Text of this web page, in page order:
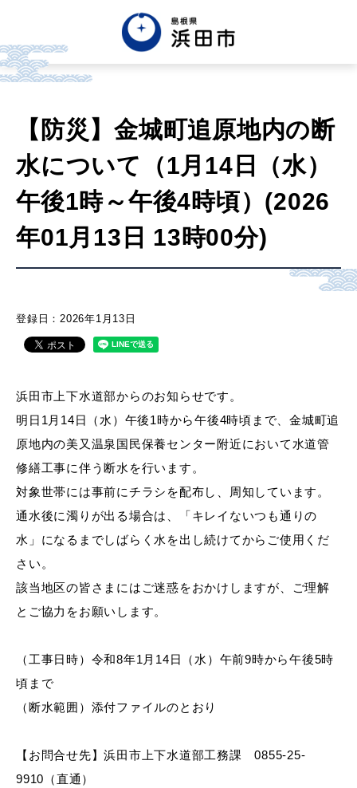
한글 Tiếng việt Tagalog
市政情報
くらし・手続き・まちづくり
教育・文化・スポーツ
移住・定住（はまだぐらし）
場面から探す
妊娠・出産
【防災】金城町追原地内の断
水について（1月14日（水）
午後1時～午後4時頃）(2026
年01月13日 13時00分)
登録日：2026年1月13日
浜田市上下水道部からのお知らせです。
明日1月14日（水）午後1時から午後4時頃まで、金城町追
原地内の美又温泉国民保養センター附近において水道管
修繕工事に伴う断水を行います。
対象世帯には事前にチラシを配布し、周知しています。
通水後に濁りが出る場合は、「キレイないつも通りの
水」になるまでしばらく水を出し続けてからご使用くだ
さい。
該当地区の皆さまにはご迷惑をおかけしますが、ご理解
とご協力をお願いします。
（工事日時）令和8年1月14日（水）午前9時から午後5時
頃まで
（断水範囲）添付ファイルのとおり
【お問合せ先】浜田市上下水道部工務課 0855-25-
9910（直通）